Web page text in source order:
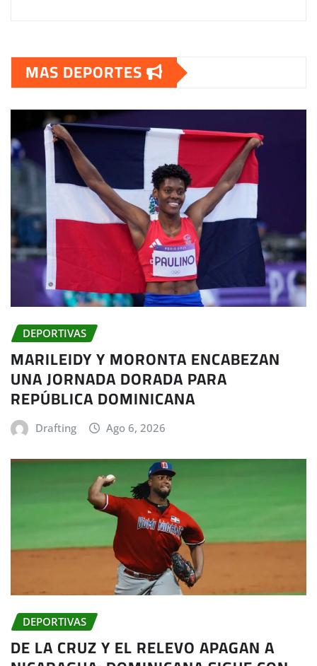
MAS DEPORTES
DEPORTIVAS
MARILEIDY Y MORONTA ENCABEZAN
UNA JORNADA DORADA PARA
REPÚBLICA DOMINICANA
Drafting Ago 6, 2026
DEPORTIVAS
DE LA CRUZ Y EL RELEVO APAGAN A